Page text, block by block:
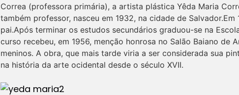
Correa (professora primária), a artista plástica Yêda Maria
também professor, nasceu em 1932, na cidade de
pai.Após terminar os estudos secundários graduou-se na
curso recebeu, em 1956, menção honrosa no Salão Baiano de
meninos. A obra, que mais tarde viria a ser considerada sua
na história da arte ocidental desde o século XVII.